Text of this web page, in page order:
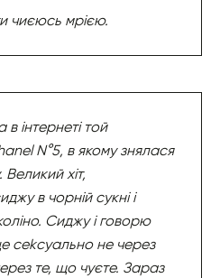
чиєюсь мрією.
інтернеті той
N°5, в якому знялася
хіт,
в чорній сукні і
Сиджу і говорю
сеkсуально не через
те, що чуєте. Зараз